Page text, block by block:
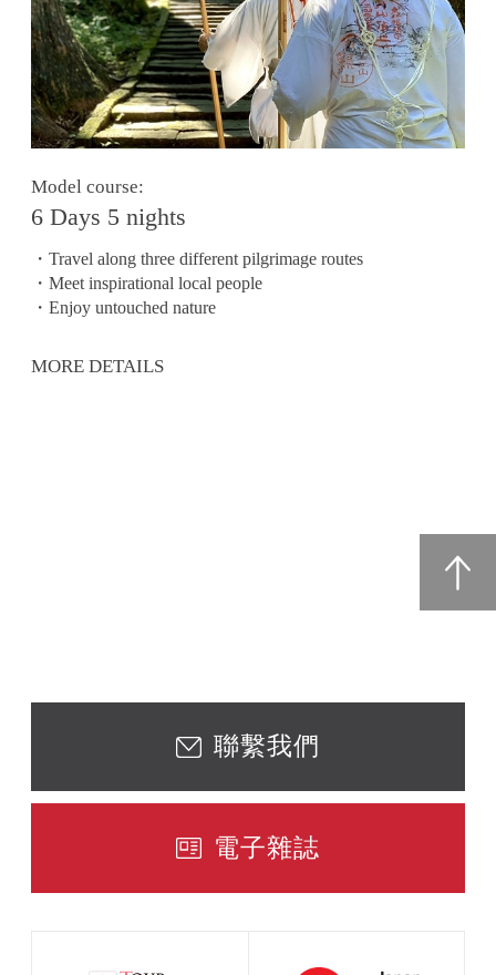
Model course:
6 Days 5 nights
・Travel along three different pilgrimage routes
・Meet inspirational local people
・Enjoy untouched nature
MORE DETAILS
聯繫我們
電子雜誌